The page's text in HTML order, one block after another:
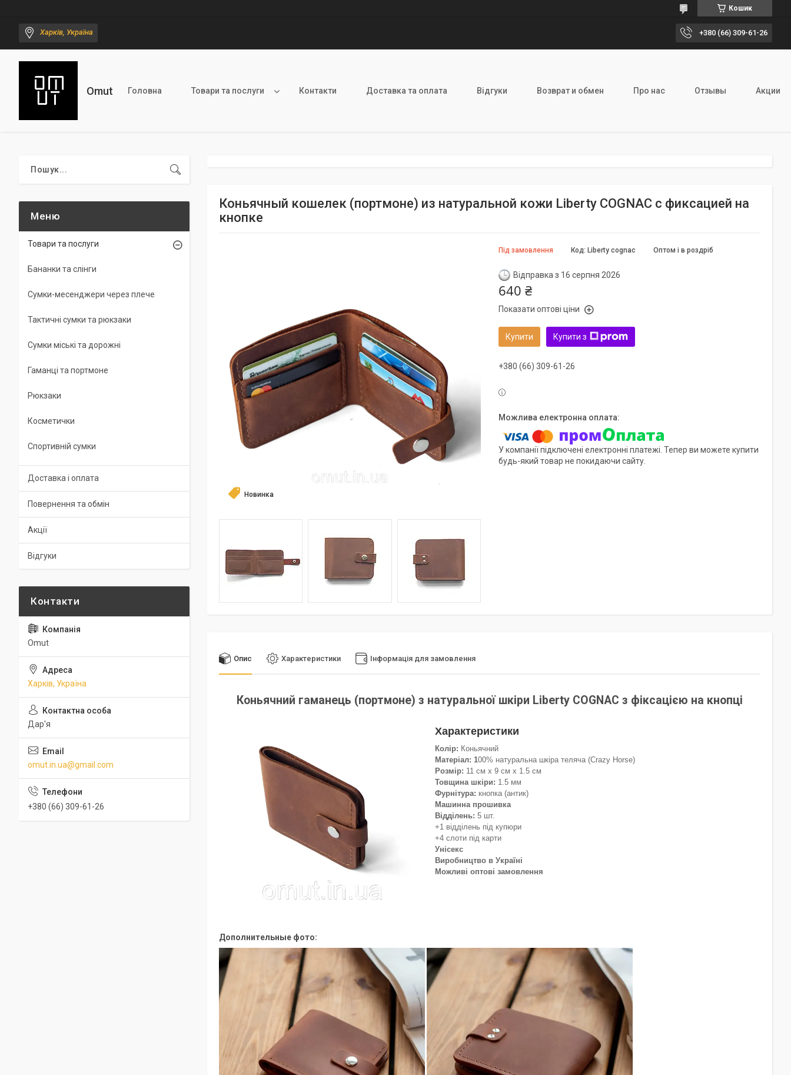
Кошик
Харків, Україна +380 (66) 309-61-26
Omut Головна Товари та послуги Контакти Доставка та оплата Відгуки Возврат и обмен Про нас Отзывы Акции
Коньячный кошелек (портмоне) из натуральной кожи Liberty COGNAC с фиксацией на
кнопке
Новинка
Під замовлення Оптом і в роздріб
Код: Liberty cognac
Відправка з 16 серпня 2026
640 ₴
Показати оптові ціни
Купити Купити з
+380 (66) 309-61-26
У компанії підключені електронні платежі. Тепер ви можете купити
будь-який товар не покидаючи сайту.
Опис Характеристики Інформація для замовлення
Коньячний гаманець (портмоне) з натуральної шкіри Liberty COGNAC з фіксацією на кнопці
Характеристики
Колір: Коньячний
Матеріал: 100% натуральна шкіра теляча (Crazy Horse)
Розмір: 11 см х 9 см х 1.5 см
Товщина шкіри: 1.5 мм
Фурнітура: кнопка (антик)
Машинна прошивка
Відділень: 5 шт.
+1 відділень під купюри
+4 слоти під карти
Унісекс
Виробництво в Україні
Можливі оптові замовлення
Дополнительные фото:
Товари та послуги
Бананки та слінги
Сумки-месенджери через плече
Тактичні сумки та рюкзаки
Сумки міські та дорожні
Гаманці та портмоне
Рюкзаки
Косметички
Спортивній сумки
Доставка і оплата
Повернення та обмін
Акції
Відгуки
Omut
Харків, Україна
Дар'я
omut.in.ua@gmail.com
+380 (66) 309-61-26